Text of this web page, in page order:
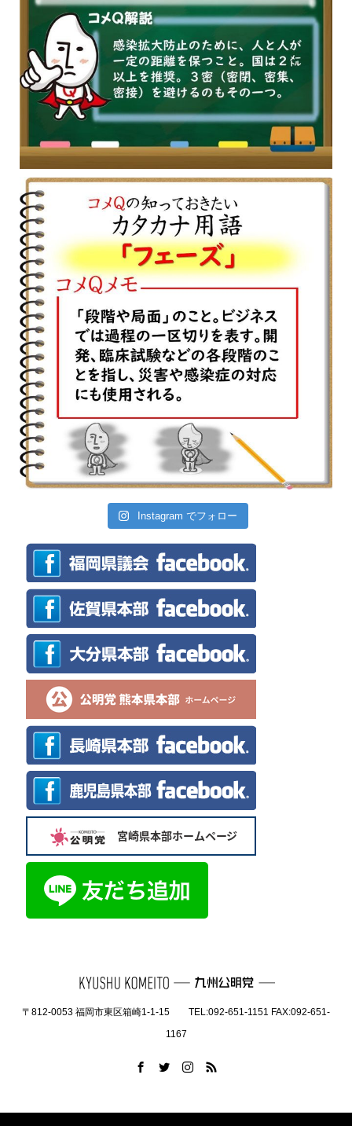
Instagram でフォロー
〒812-0053 福岡市東区箱崎1-1-15 TEL:092-651-1151 FAX:092-651-
1167